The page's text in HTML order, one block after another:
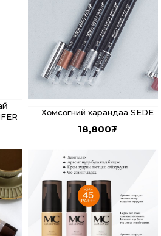
Хөмсөгний харандаа SEDE
18,800₮